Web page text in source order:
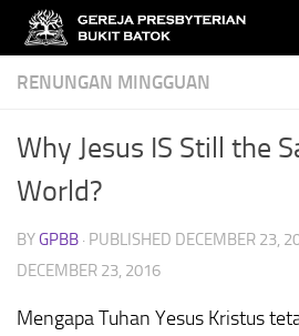
Skip to content
RENUNGAN MINGGUAN
Why Jesus IS Still the
World?
BYGPBB · PUBLISHED DECEMBER 23,
DECEMBER 23, 2016
Mengapa Tuhan Yesus Kristus